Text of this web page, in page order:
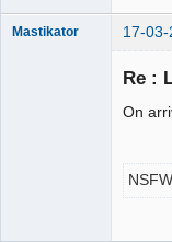
Mastikator 17-
Re :
On
NSFW